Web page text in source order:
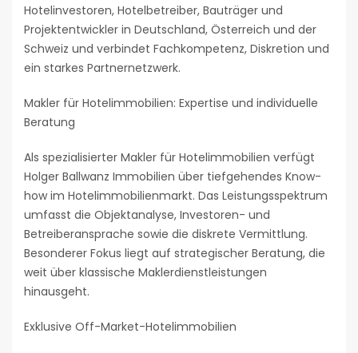
Hotelinvestoren, Hotelbetreiber, Bauträger und
Projektentwickler in Deutschland, Österreich und der
Schweiz und verbindet Fachkompetenz, Diskretion und
ein starkes Partnernetzwerk.
Makler für Hotelimmobilien: Expertise und individuelle
Beratung
Als spezialisierter Makler für Hotelimmobilien verfügt
Holger Ballwanz Immobilien über tiefgehendes Know-
how im Hotelimmobilienmarkt. Das Leistungsspektrum
umfasst die Objektanalyse, Investoren- und
Betreiberansprache sowie die diskrete Vermittlung.
Besonderer Fokus liegt auf strategischer Beratung, die
weit über klassische Maklerdienstleistungen
hinausgeht.
Exklusive Off-Market-Hotelimmobilien